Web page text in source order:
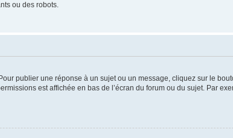
ou des robots.
publier une réponse à un sujet ou un message, cliquez sur le
est affichée en bas de l’écran du forum ou du sujet. Par